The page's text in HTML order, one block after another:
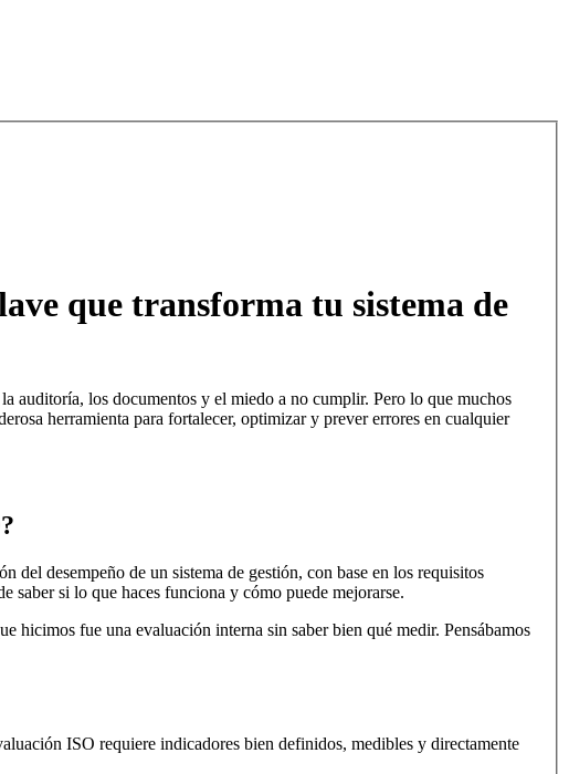
que transforma tu sistema de
auditoría, los documentos y el miedo a no cumplir. Pero lo que muchos
herramienta para fortalecer, optimizar y prever errores en cualquier
del desempeño de un sistema de gestión, con base en los requisitos
saber si lo que haces funciona y cómo puede mejorarse.
hicimos fue una evaluación interna sin saber bien qué medir. Pensábamos
ISO requiere indicadores bien definidos, medibles y directamente